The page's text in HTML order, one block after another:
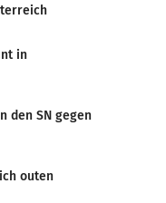
in
den SN gegen
outen